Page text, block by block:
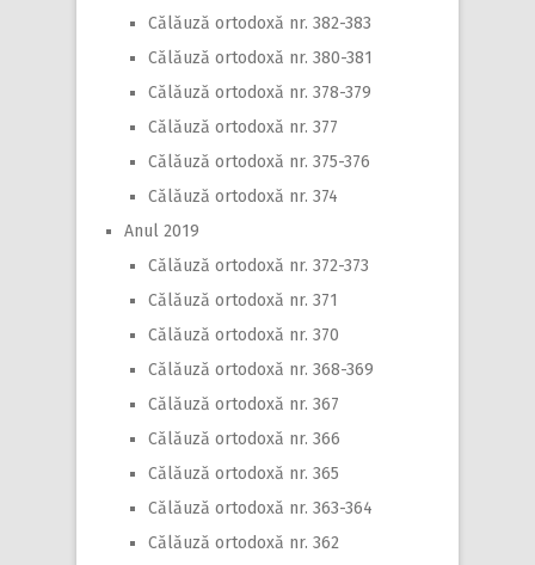
Călăuză ortodoxă nr. 382-383
Călăuză ortodoxă nr. 380-381
Călăuză ortodoxă nr. 378-379
Călăuză ortodoxă nr. 377
Călăuză ortodoxă nr. 375-376
Călăuză ortodoxă nr. 374
Anul 2019
Călăuză ortodoxă nr. 372-373
Călăuză ortodoxă nr. 371
Călăuză ortodoxă nr. 370
Călăuză ortodoxă nr. 368-369
Călăuză ortodoxă nr. 367
Călăuză ortodoxă nr. 366
Călăuză ortodoxă nr. 365
Călăuză ortodoxă nr. 363-364
Călăuză ortodoxă nr. 362